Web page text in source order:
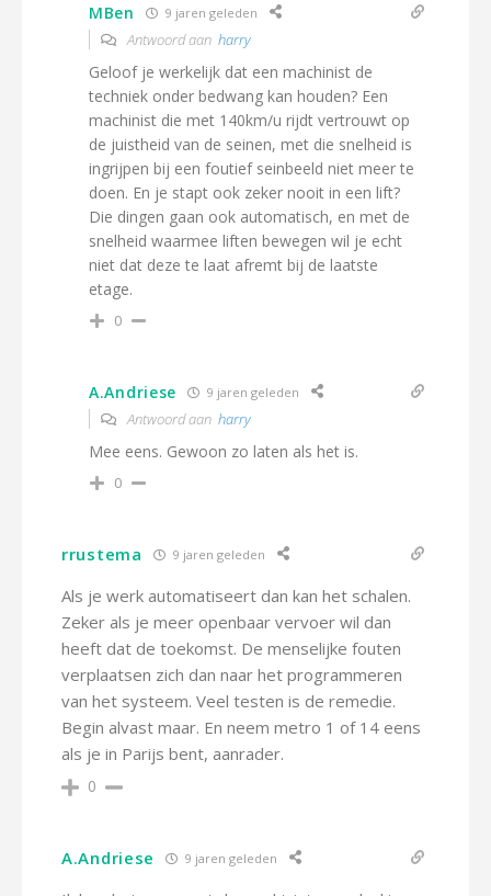
MBen 9 jaren geleden
Antwoord aan harry
Geloof je werkelijk dat een machinist de
techniek onder bedwang kan houden? Een
machinist die met 140km/u rijdt vertrouwt op
de juistheid van de seinen, met die snelheid is
ingrijpen bij een foutief seinbeeld niet meer te
doen. En je stapt ook zeker nooit in een lift?
Die dingen gaan ook automatisch, en met de
snelheid waarmee liften bewegen wil je echt
niet dat deze te laat afremt bij de laatste
etage.
0
A.Andriese 9 jaren geleden
Antwoord aan harry
Mee eens. Gewoon zo laten als het is.
0
rrustema 9 jaren geleden
Als je werk automatiseert dan kan het schalen.
Zeker als je meer openbaar vervoer wil dan
heeft dat de toekomst. De menselijke fouten
verplaatsen zich dan naar het programmeren
van het systeem. Veel testen is de remedie.
Begin alvast maar. En neem metro 1 of 14 eens
als je in Parijs bent, aanrader.
0
A.Andriese 9 jaren geleden